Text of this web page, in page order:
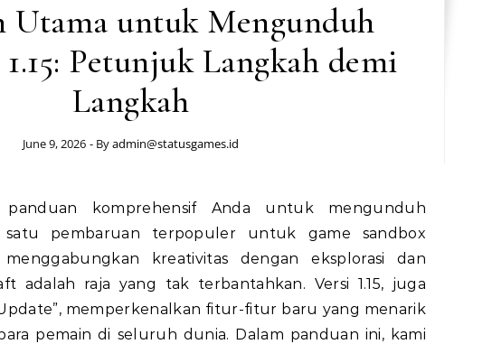
Utama untuk Mengunduh
Petunjuk Langkah demi
Langkah
June 9, 2026 - Byadmin@statusgames.id
satu pembaruan terpopuler untuk game sandbox
kreativitas dengan eksplorasi dan
adalah raja yang tak terbantahkan. Versi 1.15, juga
memperkenalkan fitur-fitur baru yang menarik
pemain di seluruh dunia. Dalam panduan ini, kami